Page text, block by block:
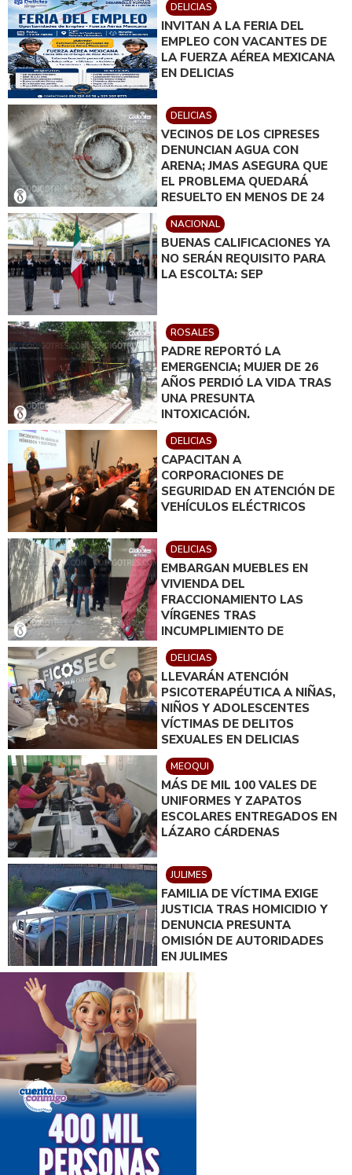
DELICIAS
INVITAN A LA FERIA DEL
EMPLEO CON VACANTES DE
LA FUERZA AÉREA MEXICANA
EN DELICIAS
DELICIAS
VECINOS DE LOS CIPRESES
DENUNCIAN AGUA CON
ARENA; JMAS ASEGURA QUE
EL PROBLEMA QUEDARÁ
RESUELTO EN MENOS DE 24
HORAS
NACIONAL
BUENAS CALIFICACIONES YA
NO SERÁN REQUISITO PARA
LA ESCOLTA: SEP
ROSALES
PADRE REPORTÓ LA
EMERGENCIA; MUJER DE 26
AÑOS PERDIÓ LA VIDA TRAS
UNA PRESUNTA
INTOXICACIÓN.
DELICIAS
CAPACITAN A
CORPORACIONES DE
SEGURIDAD EN ATENCIÓN DE
VEHÍCULOS ELÉCTRICOS
DELICIAS
EMBARGAN MUEBLES EN
VIVIENDA DEL
FRACCIONAMIENTO LAS
VÍRGENES TRAS
INCUMPLIMIENTO DE
ACUERDO DE PAGO
DELICIAS
LLEVARÁN ATENCIÓN
PSICOTERAPÉUTICA A NIÑAS,
NIÑOS Y ADOLESCENTES
VÍCTIMAS DE DELITOS
SEXUALES EN DELICIAS
MEOQUI
MÁS DE MIL 100 VALES DE
UNIFORMES Y ZAPATOS
ESCOLARES ENTREGADOS EN
LÁZARO CÁRDENAS
JULIMES
FAMILIA DE VÍCTIMA EXIGE
JUSTICIA TRAS HOMICIDIO Y
DENUNCIA PRESUNTA
OMISIÓN DE AUTORIDADES
EN JULIMES